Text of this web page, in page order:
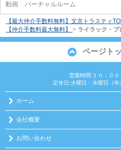
動画 バーチャルルーム
【最大仲介手数料無料】文京トラスティ
【仲介手数料最大無料】
> ライラック・プ
ページト
営業時間:１０：００
定休日:火曜日・水曜日（年
ホーム
会社概要
お問い合わせ